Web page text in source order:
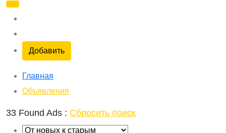
Добавить
Главная
Объявления
33 Found Ads : Сбросить поиск